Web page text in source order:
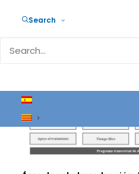
Search
sociales, psicólogo/a,